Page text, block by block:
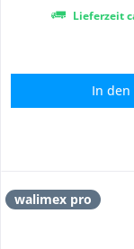
Lieferzeit
In den
walimex pro